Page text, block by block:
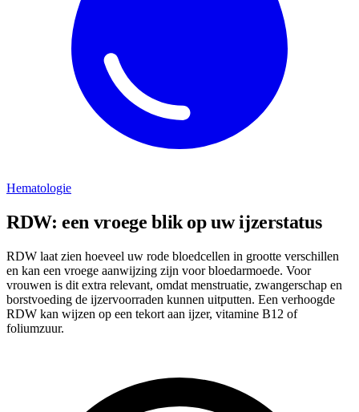
Hematologie
RDW: een vroege blik op uw ijzerstatus
RDW laat zien hoeveel uw rode bloedcellen in grootte verschillen
en kan een vroege aanwijzing zijn voor bloedarmoede. Voor
vrouwen is dit extra relevant, omdat menstruatie, zwangerschap en
borstvoeding de ijzervoorraden kunnen uitputten. Een verhoogde
RDW kan wijzen op een tekort aan ijzer, vitamine B12 of
foliumzuur.